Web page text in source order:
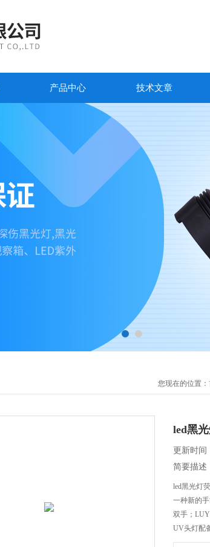
产品中心 技术文章
您现在的位置：
led黑
更新时间
简要描述
led黑光灯
一种新的
双手；
UV头灯配
开/关按钮